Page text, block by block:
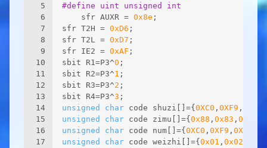
5
6
7
8
9
10
11
12
13
14
15
16
17
#define uint unsigned int
	sfr AUXR =
0x8e ;
sfr T2H = 0xD6
sfr T2L = 0xD7
sfr IE2 = 0xAF
sbit R1=P3^0 ;
sbit R2=P3^1 ;
sbit R3=P3^2 ;
sbit R4=P3^3 ;
unsigned
char code shuzi[]={ 0XC0 , 0XF9 ,
unsigned
char code zimu[]={ 0x88 , 0x83 , 0xc6
unsigned
char code num[]={ 0XC0 , 0XF9 , 0XA4
unsigned
char code weizhi[]={ 0x01 , 0x02